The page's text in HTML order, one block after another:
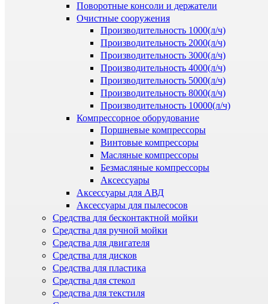
Поворотные консоли и держатели
Очистные сооружения
Производительность 1000(л/ч)
Производительность 2000(л/ч)
Производительность 3000(л/ч)
Производительность 4000(л/ч)
Производительность 5000(л/ч)
Производительность 8000(л/ч)
Производительность 10000(л/ч)
Компрессорное оборудование
Поршневые компрессоры
Винтовые компрессоры
Масляные компрессоры
Безмасляные компрессоры
Аксессуары
Аксессуары для АВД
Аксессуары для пылесосов
Средства для бесконтактной мойки
Средства для ручной мойки
Средства для двигателя
Средства для дисков
Средства для пластика
Средства для стекол
Средства для текстиля